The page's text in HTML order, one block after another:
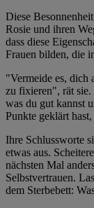
Diese
Rosie und ihren
dass diese
Frauen bilden, die
"Vermeide es, dich
zu fixieren", rät sie.
was du gut kannst
Punkte geklärt
Ihre Schlussworte
etwas aus.
nächsten Mal
Selbstvertrauen.
dem Sterbebett: